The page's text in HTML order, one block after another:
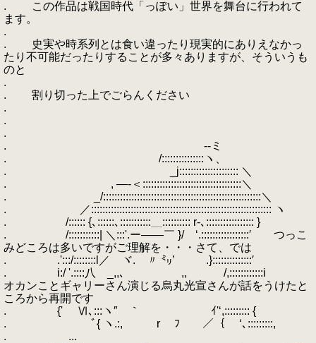
. この作品は戦国時代「っぽい」世界を舞台に行われて
ます。
.
. 史実や時系列とは食い違ったり現実的にありえなかっ
たり不可能だったりすることが多々ありますが、そういうも
のと
.
. 割り切った上でごらんください
.
.
.
. --ミ
. /:::::::::::::::ヽ、
. _j::::::::::::::::::::: ＼
. , ―-＜:::::::::::::::::::::::::::::::::::＼
. _/::::::::::::::::::::::::::::::::::::::::::::::::::::::::＼
. ／:::::::::::::::::::::::::::::::::::::::::::::::::::::::::::::::: ヽ
. /:::::: {､::::::､:::::::::::＿:::::::::: r-､::::::::::::::::: }
. /:::::::::::| ＼:::'.ー――￣ }/ ‘.:::::::::::::::::′ つっこ
みどころは多いですがご理解を・・・さて、では
. .':::/::::::::l／ ヾ. 〃 ㍉’ .}::::::::::::::′
. i:/ '.::::八 _,,､ ,, /,::::::::::::i
オカンことギャリーさん演じる烏丸光宣さんが話をうけたと
ころから再開です
. {' Ⅵ､:::ヽ″ ｀ ｲ'‘,::::::::: {
. ﾞ{ ヽ.:, r ﾌ ／｛ ‘､:::::::::,
. ...